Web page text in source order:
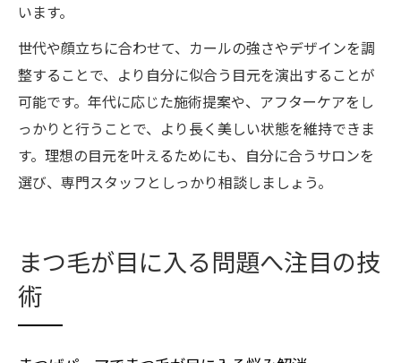
います。
世代や顔立ちに合わせて、カールの強さやデザインを調
整することで、より自分に似合う目元を演出することが
可能です。年代に応じた施術提案や、アフターケアをし
っかりと行うことで、より長く美しい状態を維持できま
す。理想の目元を叶えるためにも、自分に合うサロンを
選び、専門スタッフとしっかり相談しましょう。
まつ毛が目に入る問題へ注目の技
術